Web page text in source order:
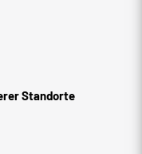
Standorte